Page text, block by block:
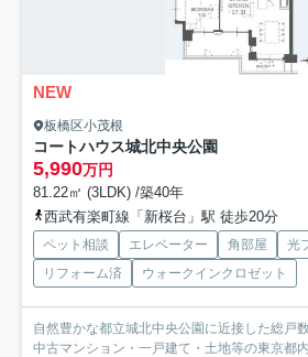
NEW
板橋区小茂根
コートハウス城北中央公園
5,990万円
81.22㎡ (3LDK) /築40年
西武有楽町線「新桜台」駅 徒歩20分
ペット相談 エレベーター 角部屋
光
リフォーム済
ウォークインクロゼット
自然豊かな都立城北中央公園に近接した総戸
中古マンション・一戸建て・土地等の東京都